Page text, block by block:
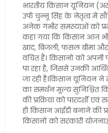
भारतीय किसान यूनियन
उर्फ चुन्नू सिंह के नेतृत्व में
अनेक गंभीर समस्याओं को
कहा गया कि किसान आज भी
खाद, बिजली, फसल बीमा
वंचित हैं। किसानों को
पा रहा है, जिससे उनकी
जा रही है।किसान यूनियन
का समर्थन मूल्य सुनिश्चित
की प्रक्रिया को पारदर्शी
ही किसान आईडी बनाने की
किसानों को सरकारी